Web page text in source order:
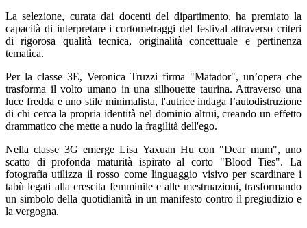
La selezione, curata dai docenti del dipartimento, ha premiato la
capacità di interpretare i cortometraggi del festival attraverso criteri
di rigorosa qualità tecnica, originalità concettuale e pertinenza
tematica.
Per la classe 3E, Veronica Truzzi firma "Matador", un’opera che
trasforma il volto umano in una silhouette taurina. Attraverso una
luce fredda e uno stile minimalista, l'autrice indaga l’autodistruzione
di chi cerca la propria identità nel dominio altrui, creando un effetto
drammatico che mette a nudo la fragilità dell'ego.
Nella classe 3G emerge Lisa Yaxuan Hu con "Dear mum", uno
scatto di profonda maturità ispirato al corto "Blood Ties". La
fotografia utilizza il rosso come linguaggio visivo per scardinare i
tabù legati alla crescita femminile e alle mestruazioni, trasformando
un simbolo della quotidianità in un manifesto contro il pregiudizio e
la vergogna.